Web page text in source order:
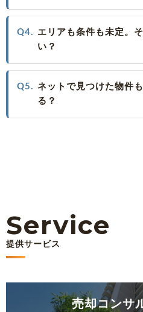
Q4. エリアも条件も未定。
い？
Q5. ネットで見つけた物件
る？
Service
提供サービス
売却コンサ